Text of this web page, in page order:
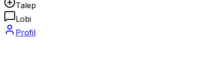
Talep
Lobi
Profil